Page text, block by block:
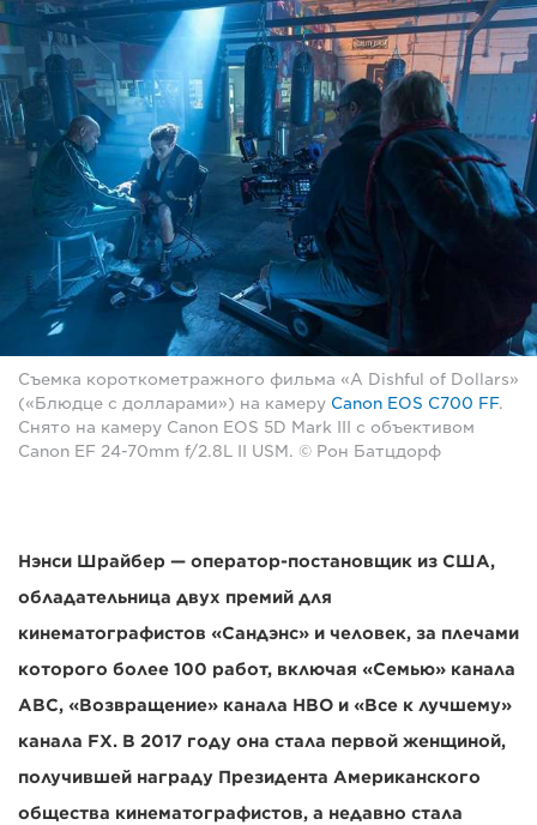
Съемка короткометражного фильма «A Dishful of Dollars»
(«Блюдце с долларами») на камеру Canon EOS C700 FF.
Снято на камеру Canon EOS 5D Mark III с объективом
Canon EF 24-70mm f/2.8L II USM. © Рон Батцдорф
Нэнси Шрайбер — оператор-постановщик из США,
обладательница двух премий для
кинематографистов «Сандэнс» и человек, за плечами
которого более 100 работ, включая «Семью» канала
ABC, «Возвращение» канала HBO и «Все к лучшему»
канала FX. В 2017 году она стала первой женщиной,
получившей награду Президента Американского
общества кинематографистов, а недавно стала